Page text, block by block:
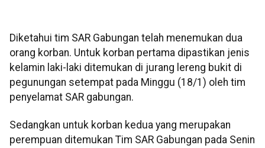
Diketahui tim SAR Gabungan telah menemukan dua
orang korban. Untuk korban pertama dipastikan jenis
kelamin laki-laki ditemukan di jurang lereng bukit di
pegunungan setempat pada Minggu (18/1) oleh tim
penyelamat SAR gabungan.
Sedangkan untuk korban kedua yang merupakan
perempuan ditemukan Tim SAR Gabungan pada Senin